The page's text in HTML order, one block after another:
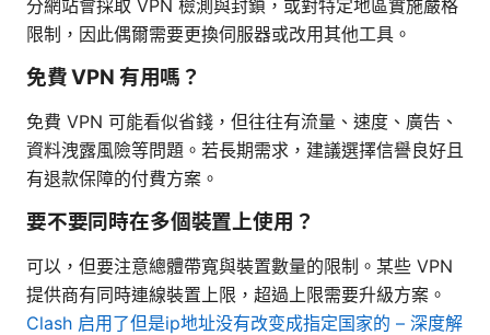
分網站會採取 VPN 檢測與封鎖，或對特定地區實施嚴格
限制，因此偶爾需要更換伺服器或改用其他工具。
免費 VPN 有用嗎？
免費 VPN 可能看似省錢，但往往有流量、速度、廣告、
資料洩露風險等問題。若長期需求，建議選擇信譽良好且
有退款保障的付費方案。
要不要同時在多個裝置上使用？
可以，但要注意總體帶寬與裝置數量的限制。某些 VPN
提供商有同時連線裝置上限，超過上限需要升級方案。
Clash 启用了但是ip地址没有改变成指定国家的 – 深度解